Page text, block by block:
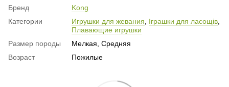
Бренд
Kong
Категории
Игрушки для жевания, Іграшки для ласощів,
Плавающие игрушки
Размер породы
Мелкая, Средняя
Возраст
Пожилые